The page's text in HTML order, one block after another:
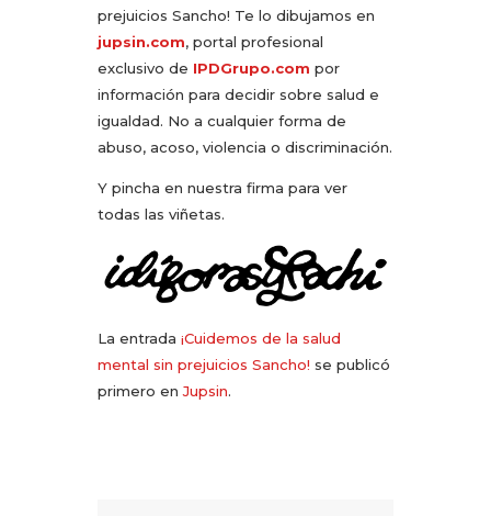
prejuicios Sancho! Te lo dibujamos en
jupsin.com, portal profesional
exclusivo de IPDGrupo.com por
información para decidir sobre salud e
igualdad. No a cualquier forma de
abuso, acoso, violencia o discriminación.
Y pincha en nuestra firma para ver
todas las viñetas.
La entrada ¡Cuidemos de la salud
mental sin prejuicios Sancho! se publicó
primero enJupsin.